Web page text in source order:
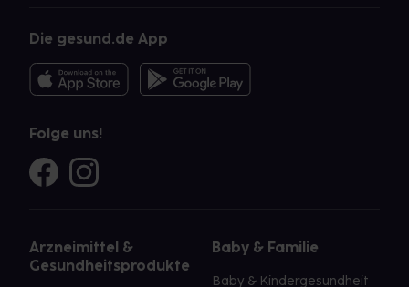
Die gesund.de App
Folge uns!
Arzneimittel &
Gesundheitsprodukte
Baby & Familie
Baby & Kindergesundheit